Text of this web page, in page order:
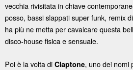
vecchia rivisitata in chiave
posso, bassi slappati super funk, remix
ha più ne metta per cavalcare questa
disco-house fisica e sensuale.
Poi è la volta di Claptone, uno dei nomi